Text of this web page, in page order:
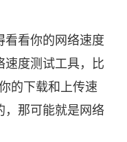
看看你的网络速度
速度测试工具，比
的下载和上传速
，那可能就是网络